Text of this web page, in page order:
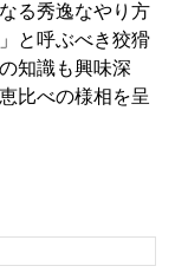
る秀逸なやり方
と呼ぶべき狡猾
知識も興味深
比べの様相を呈